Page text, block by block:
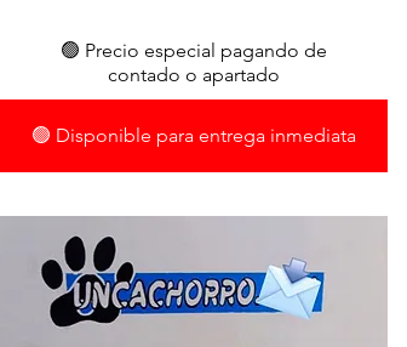
🟢 Precio especial pagando de
contado o apartado
🟢 Disponible para entrega inmediata